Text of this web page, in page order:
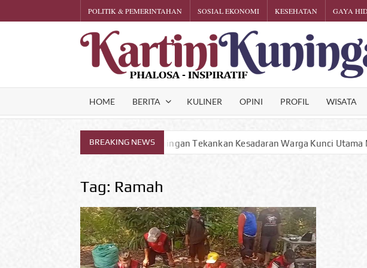
to
POLITIK & PEMERINTAHAN SOSIAL EKONOMI KESEHATAN GAYA
HOME BERITA KULINER OPINI PROFIL WISATA
BREAKING NEWS
Bupati Kuningan Tekankan Kesadaran Warga Kunci Utama Mitigasi Bencana
Tag: Ramah